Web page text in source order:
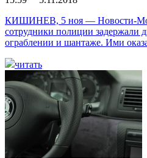
КИШИНЕВ, 5 ноя — Новости-
сотрудники полиции задержали
ограблении и шантаже. Ими
читать